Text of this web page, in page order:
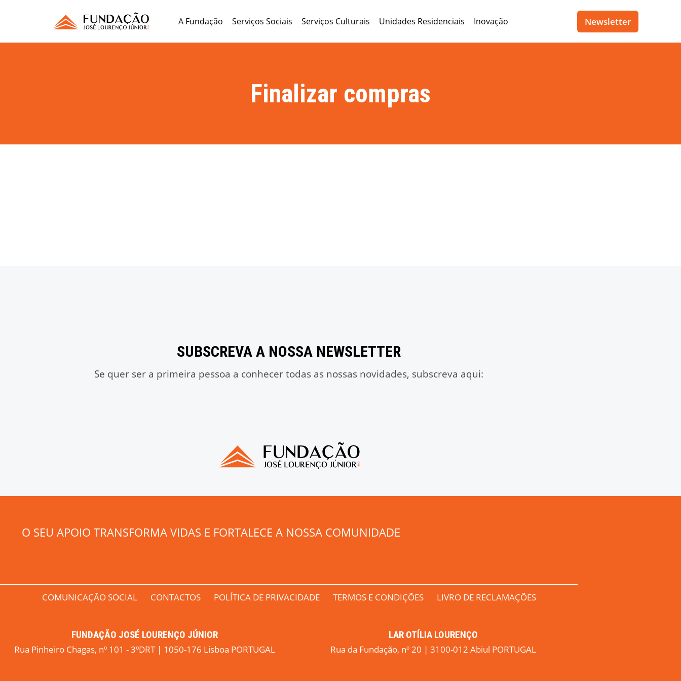
A Fundação Serviços Sociais Serviços Culturais Unidades Residenciais Inovação Newsletter
Finalizar compras
SUBSCREVA A NOSSA NEWSLETTER
Se quer ser a primeira pessoa a conhecer todas as nossas novidades, subscreva aqui:
O SEU APOIO TRANSFORMA VIDAS E FORTALECE A NOSSA COMUNIDADE
COMUNICAÇÃO SOCIAL CONTACTOS POLÍTICA DE PRIVACIDADE TERMOS E CONDIÇÕES LIVRO DE RECLAMAÇÕES
FUNDAÇÃO JOSÉ LOURENÇO JÚNIOR
Rua Pinheiro Chagas, nº 101 - 3ºDRT | 1050-176 Lisboa PORTUGAL
LAR OTÍLIA LOURENÇO
Rua da Fundação, nº 20 | 3100-012 Abiul PORTUGAL